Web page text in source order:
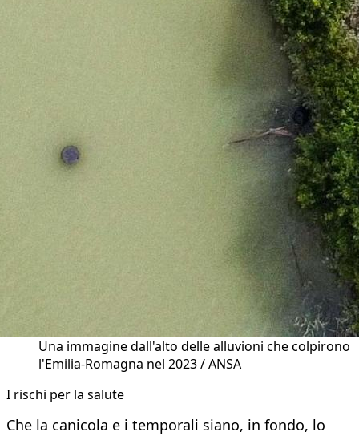
Una immagine dall'alto delle alluvioni che colpirono
l'Emilia-Romagna nel 2023 / ANSA
I rischi per la salute
Che la canicola e i temporali siano, in fondo, lo